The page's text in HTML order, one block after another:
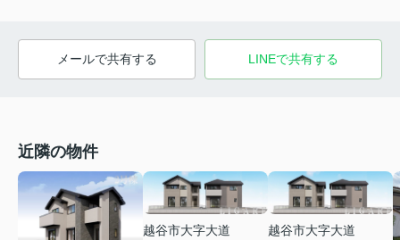
メールで共有する LINEで共有する
近隣の物件
越谷市大字大道
越谷市大字大道